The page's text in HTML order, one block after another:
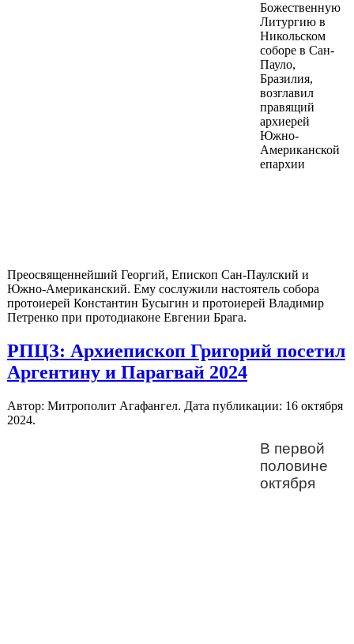
Божественную
Литургию в
Никольском
соборе в Сан-
Пауло,
Бразилия,
возглавил
правящий
архиерей
Южно-
Американской
епархии
Преосвященнейший Георгий, Епископ Сан-Паулский и
Южно-Американский. Ему сослужили настоятель собора
протоиерей Константин Бусыгин и протоиерей Владимир
Петренко при протодиаконе Евгении Брага.
РПЦЗ: Архиепископ Григорий посетил
Аргентину и Парагвай 2024
Автор: Митрополит Агафангел. Дата публикации: 16 октября
2024.
В первой
половине
октября